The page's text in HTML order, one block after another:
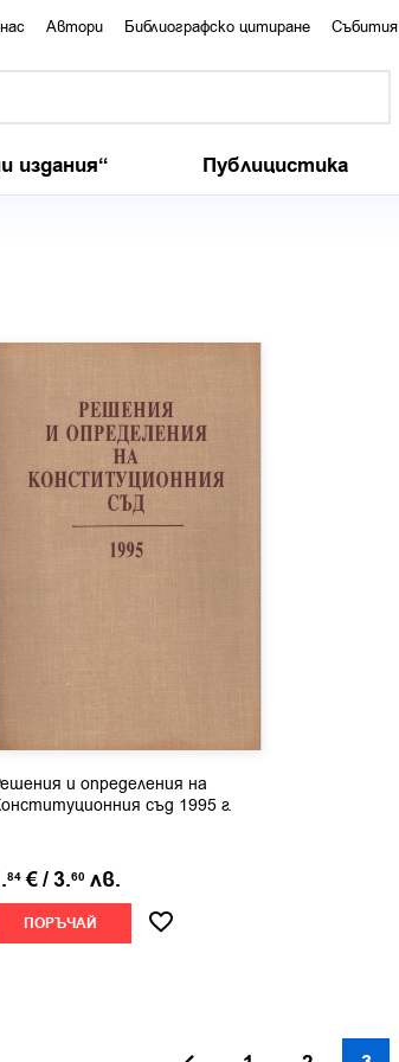
Автори Библиографско цитиране Събития
издания“ Публицистика
и определения на
съд 1995 г.
84 €/3.60 лв.
ПОРЪЧАЙ